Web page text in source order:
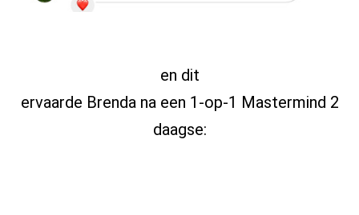
en dit
ervaarde Brenda na een 1-op-1 Mastermind 2
daagse: